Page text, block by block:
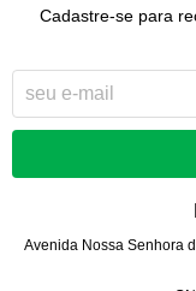
Cadastre-se para
Avenida Nossa Senhora